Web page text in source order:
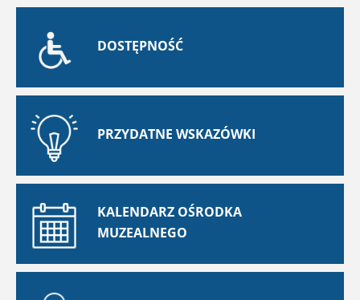
DOSTĘPNOŚĆ
PRZYDATNE WSKAZÓWKI
KALENDARZ OŚRODKA
MUZEALNEGO